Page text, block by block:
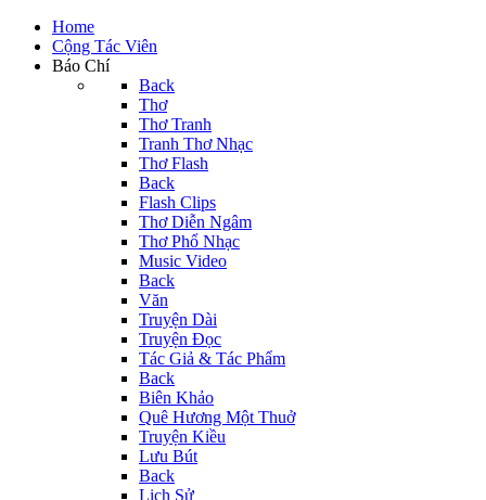
Home
Cộng Tác Viên
Báo Chí
Back
Thơ
Thơ Tranh
Tranh Thơ Nhạc
Thơ Flash
Back
Flash Clips
Thơ Diễn Ngâm
Thơ Phổ Nhạc
Music Video
Back
Văn
Truyện Dài
Truyện Đọc
Tác Giả & Tác Phẩm
Back
Biên Khảo
Quê Hương Một Thuở
Truyện Kiều
Lưu Bút
Back
Lịch Sử